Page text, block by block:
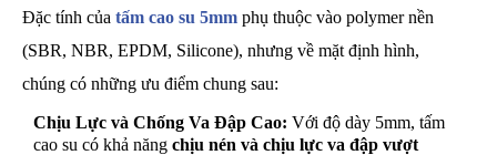
Đặc tính của tấm cao su 5mm phụ thuộc vào polymer nền
(SBR, NBR, EPDM, Silicone), nhưng về mặt định hình,
chúng có những ưu điểm chung sau:
Chịu Lực và Chống Va Đập Cao: Với độ dày 5mm, tấm
cao su có khả năng chịu nén và chịu lực va đập vượt